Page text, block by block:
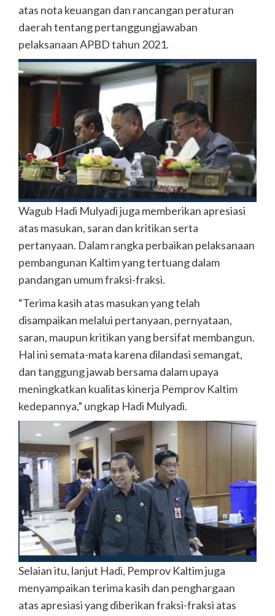
atas nota keuangan dan rancangan peraturan
daerah tentang pertanggungjawaban
pelaksanaan APBD tahun 2021.
Wagub Hadi Mulyadi juga memberikan apresiasi
atas masukan, saran dan kritikan serta
pertanyaan. Dalam rangka perbaikan pelaksanaan
pembangunan Kaltim yang tertuang dalam
pandangan umum fraksi-fraksi.
“Terima kasih atas masukan yang telah
disampaikan melalui pertanyaan, pernyataan,
saran, maupun kritikan yang bersifat membangun.
Hal ini semata-mata karena dilandasi semangat,
dan tanggung jawab bersama dalam upaya
meningkatkan kualitas kinerja Pemprov Kaltim
kedepannya,” ungkap Hadi Mulyadi.
Selaian itu, lanjut Hadi, Pemprov Kaltim juga
menyampaikan terima kasih dan penghargaan
atas apresiasi yang diberikan fraksi-fraksi atas